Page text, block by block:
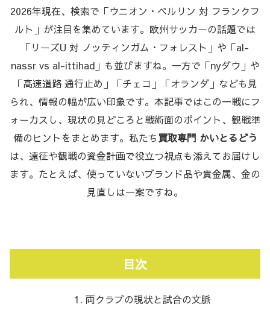
2026年現在、検索で「ウニオン・ベルリン 対 フランクフ
ルト」が注目を集めています。欧州サッカーの話題では
「リーズU 対 ノッティンガム・フォレスト」や「al-
nassr vs al-ittihad」も並びますね。一方で「nyダウ」や
「高速道路 通行止め」「チェコ」「オランダ」なども見
られ、情報の幅が広い印象です。本記事ではこの一戦にフ
ォーカスし、現状の見どころと戦術面のポイント、観戦準
備のヒントをまとめます。私たち買取専門 かいとるどう
は、遠征や観戦の資金計画で役立つ視点も添えてお届けし
ます。たとえば、使っていないブランド品や貴金属、金の
見直しは一案ですね。
目次
両クラブの現状と試合の文脈